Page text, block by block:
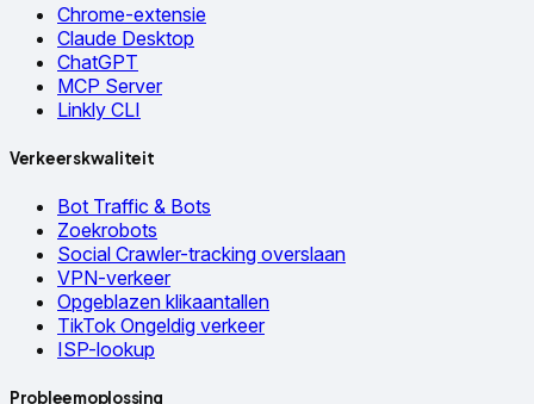
Chrome-extensie
Claude Desktop
ChatGPT
MCP Server
Linkly CLI
Verkeerskwaliteit
Bot Traffic & Bots
Zoekrobots
Social Crawler-tracking overslaan
VPN-verkeer
Opgeblazen klikaantallen
TikTok Ongeldig verkeer
ISP-lookup
Probleemoplossing